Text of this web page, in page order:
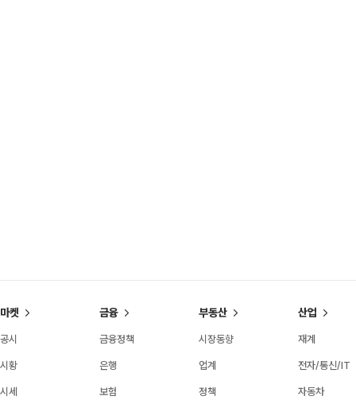
마켓
공시
시황
시세
금융
금융정책
은행
보험
부동산
시장동향
업계
정책
산업
재계
전자/통신/IT
자동차